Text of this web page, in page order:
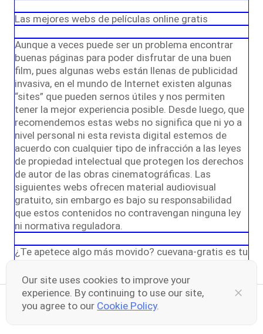
Las mejores webs de películas online gratis
Aunque a veces puede ser un problema encontrar
buenas páginas para poder disfrutar de una buen
film, pues algunas webs están llenas de publicidad
invasiva, en el mundo de Internet existen algunas
“sites” que pueden sernos útiles y nos permiten
tener la mejor experiencia posible. Desde luego, que
recomendemos estas webs no significa que ni yo a
nivel personal ni esta revista digital estemos de
acuerdo con cualquier tipo de infracción a las leyes
de propiedad intelectual que protegen los derechos
de autor de las obras cinematográficas. Las
siguientes webs ofrecen material audiovisual
gratuito, sin embargo es bajo su responsabilidad
que estos contenidos no contravengan ninguna ley
ni normativa reguladora.
¿Te apetece algo más movido? cuevana-gratis es tu
¿Cansado de ver películas y series? ¿Pasas
demasiado tiempo al día delante del ordenador o de
Share your thoughts here
Our site uses cookies to improve your
experience. By continuing to use our site,
you agree to our Cookie Policy.